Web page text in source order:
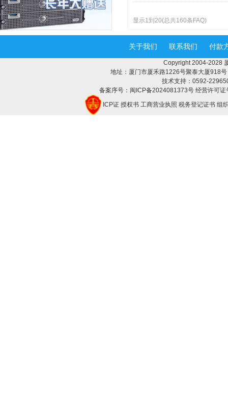
显示1到20(总共160条FAQ)
关于我们 联系我们 付款
Copyright 2004-2028
地址：厦门市厦禾路1226号聚泰大厦918
技术支持：0592-
备案序号：闽ICP备2024081373号 经营许可
ICP证 授权书 工商营业执照 税务登记证书 组